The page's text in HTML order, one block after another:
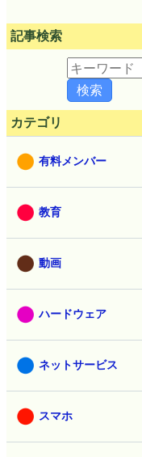
記事検索
カテゴリ
有料メンバー
教育
動画
ハードウェア
ネットサービス
スマホ